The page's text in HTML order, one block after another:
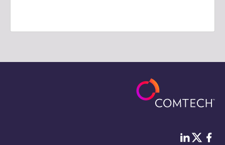
فيس بوكTwitter
لينكد إن